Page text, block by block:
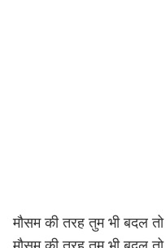
मौसम की तरह तुम भी बदल